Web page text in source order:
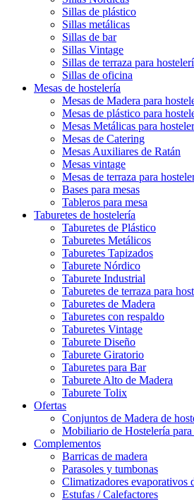
Sillas de plástico
Sillas metálicas
Sillas de bar
Sillas Vintage
Sillas de terraza para
Sillas de oficina
Mesas de hostelería
Mesas de Madera para
Mesas de plástico para
Mesas Metálicas para
Mesas de Catering
Mesas Auxiliares de Ratán
Mesas vintage
Mesas de terraza para
Bases para mesas
Tableros para mesa
Taburetes de hostelería
Taburetes de Plástico
Taburetes Metálicos
Taburetes Tapizados
Taburete Nórdico
Taburete Industrial
Taburetes de terraza para
Taburetes de Madera
Taburetes con respaldo
Taburetes Vintage
Taburete Diseño
Taburete Giratorio
Taburetes para Bar
Taburete Alto de Madera
Taburete Tolix
Ofertas
Conjuntos de Madera de
Mobiliario de Hostelería para
Complementos
Barricas de madera
Parasoles y tumbonas
Climatizadores evaporativos
Estufas / Calefactores